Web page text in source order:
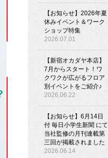
【お知らせ】2026年夏
休みイベント＆ワーク
ショップ特集
2026.07.01
【新宿オカダヤ本店】
7月からスタート！ワ
クワクが広がるフロア
別イベントをご紹介♪
2026.06.22
【お知らせ】6月14日
付 毎日小学生新聞 にて
当社監修の月刊連載第
三回が掲載されました
2026.06.14